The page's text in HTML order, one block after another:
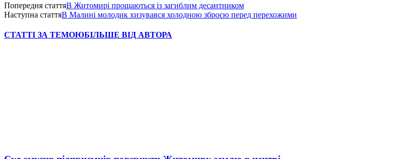
Попередня статтяВ Житомирі прощаються із загиблим десантником
Наступна статтяВ Малині молодик хизувався холодною зброєю перед перехожими
СТАТТІ ЗА ТЕМОЮБІЛЬШЕ ВІД АВТОРА